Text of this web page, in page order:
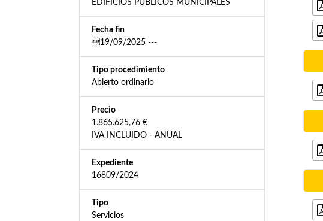
EDIFICIOS PÚBLICOS MUNICIPALES
Fecha fin
19/09/2025 ---
Tipo procedimiento
Abierto ordinario
Precio
1.865.625,76 €
IVA INCLUIDO - ANUAL
Expediente
16809/2024
Tipo
Servicios